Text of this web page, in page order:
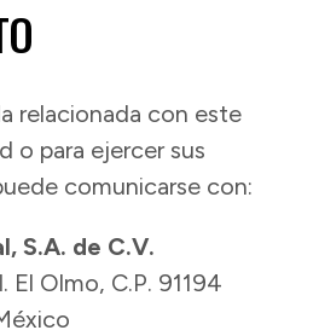
relacionada con este
o para ejercer sus
comunicarse con:
S.A. de C.V.
El Olmo, C.P. 91194